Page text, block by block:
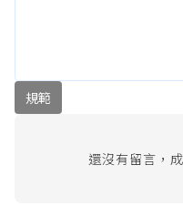
規範
還沒有留言，